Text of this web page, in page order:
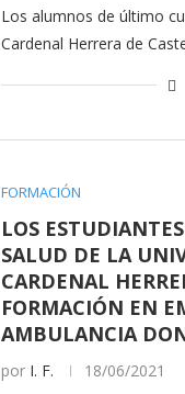
Los alumnos de último
Cardenal Herrera de
FORMACIÓN
LOS
SALUD DE LA
CARDENAL
FORMACIÓN EN
AMBULANCIA
por I. F. 18/06/2021